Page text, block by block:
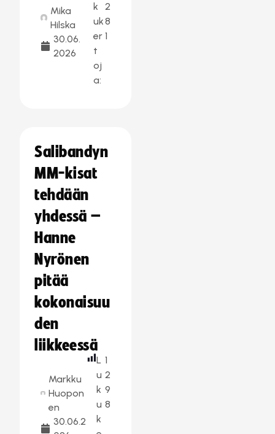
Mika
Hilska
30.06.
2026
k
uk
er
t
oj
a:
2
8
1
Salibandyn
MM-kisat
tehdään
yhdessä –
Hanne
Nyrönen
pitää
kokonaisuu
den
liikkeessä
Markku
Huopon
en
30.06.2
L
u
k
u
k
1
2
9
8